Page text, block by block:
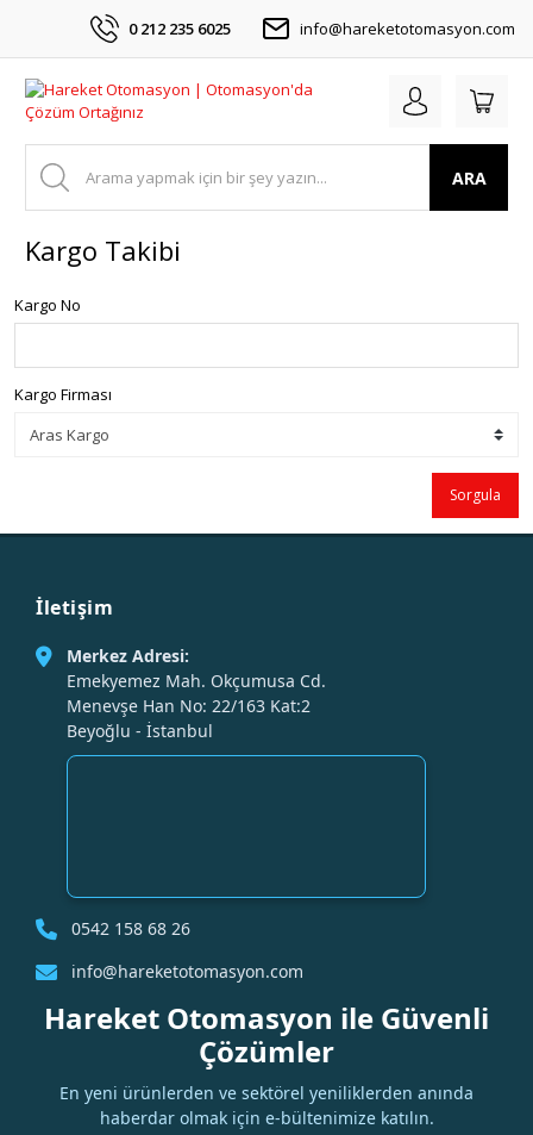
0 212 235 6025 info@hareketotomasyon.com
ARA
Kargo Takibi
Kargo No
Kargo Firması
Sorgula
İletişim
Merkez Adresi:
Emekyemez Mah. Okçumusa Cd.
Menevşe Han No: 22/163 Kat:2
Beyoğlu - İstanbul
0542 158 68 26
info@hareketotomasyon.com
Hareket Otomasyon ile Güvenli
Çözümler
En yeni ürünlerden ve sektörel yeniliklerden anında
haberdar olmak için e-bültenimize katılın.